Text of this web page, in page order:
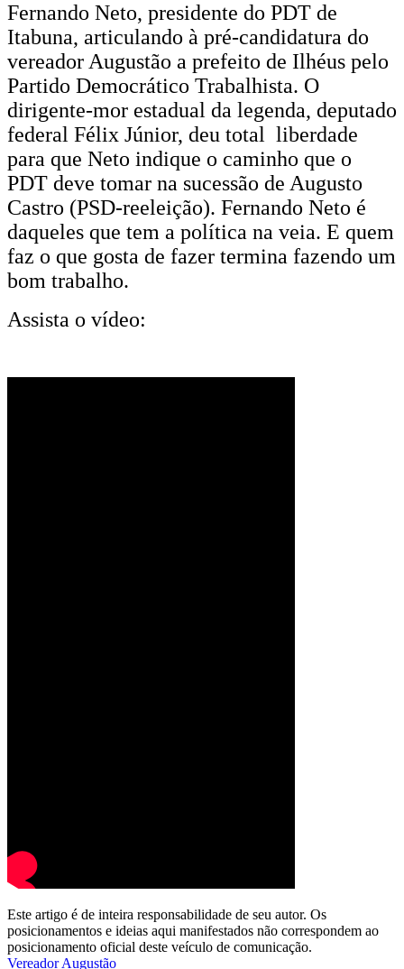
Fernando Neto, presidente do PDT de
Itabuna, articulando à pré-candidatura do
vereador Augustão a prefeito de Ilhéus pelo
Partido Democrático Trabalhista. O
dirigente-mor estadual da legenda, deputado
federal Félix Júnior, deu total liberdade
para que Neto indique o caminho que o
PDT deve tomar na sucessão de Augusto
Castro (PSD-reeleição). Fernando Neto é
daqueles que tem a política na veia. E quem
faz o que gosta de fazer termina fazendo um
bom trabalho.
Assista o vídeo:
Este artigo é de inteira responsabilidade de seu autor. Os
posicionamentos e ideias aqui manifestados não correspondem ao
posicionamento oficial deste veículo de comunicação.
Vereador Augustão